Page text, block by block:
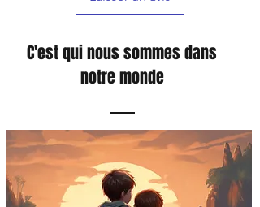
C'est qui nous sommes dans
notre monde